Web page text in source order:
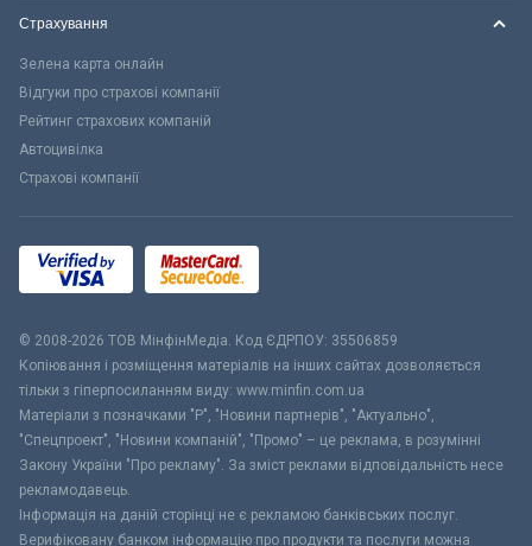
Страхування
Зелена карта онлайн
Відгуки про страхові компанії
Рейтинг страхових компаній
Автоцивілка
Страхові компанії
© 2008-2026 ТОВ МiнфiнМедiа. Код ЄДРПОУ: 35506859
Копіювання і розміщення матеріалів на інших сайтах дозволяється
тільки з гіперпосиланням виду: www.minfin.com.ua
Матеріали з позначками "Р", "Новини партнерів", "Актуально",
"Спецпроект", "Новини компаній", "Промо" – це реклама, в розумінні
Закону України "Про рекламу". За зміст реклами відповідальність несе
рекламодавець.
Інформація на даній сторінці не є рекламою банківських послуг.
Верифіковану банком інформацію про продукти та послуги можна